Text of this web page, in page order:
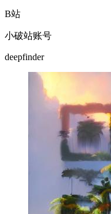
B站
小破站账号
deepfinder